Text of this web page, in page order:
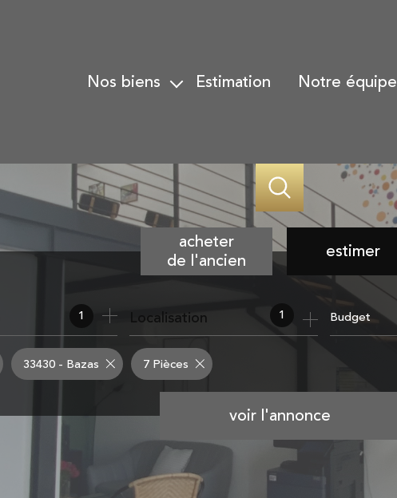
nos biens
Alerte email
estimation notre équipe
acheter
de l'ancien estimer
1 1
Localisation Budget
voir l'annonce
33430 - Bazas 7 Pièces